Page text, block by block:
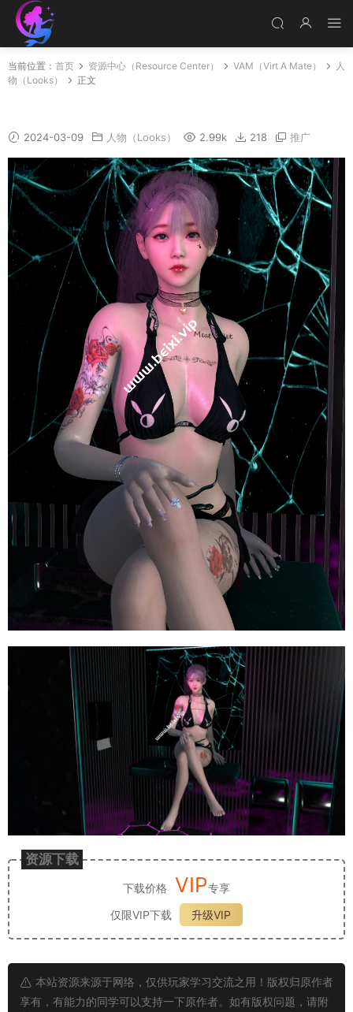
当前位置： 首页 资源中心（Resource Center） VAM（Virt A Mate）
人
物（Looks）
正文
2024-03-09 人物（Looks） 2.99k 218 推广
资源下载
下载价格 VIP专享
仅限VIP下载
升级VIP
本站资源来源于网络，仅供玩家学习交流之用！版权归原作者
享有，有能力的同学可以支持一下原作者。如有版权问题，请附